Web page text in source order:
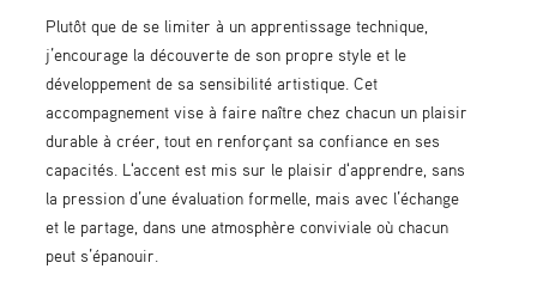
Plutôt que de se limiter à un apprentissage technique,
j’encourage la découverte de son propre style et le
développement de sa sensibilité artistique. Cet
accompagnement vise à faire naître chez chacun un plaisir
durable à créer, tout en renforçant sa confiance en ses
capacités. L'accent est mis sur le plaisir d'apprendre, sans
la pression d’une évaluation formelle, mais avec l’échange
et le partage, dans une atmosphère conviviale où chacun
peut s’épanouir.